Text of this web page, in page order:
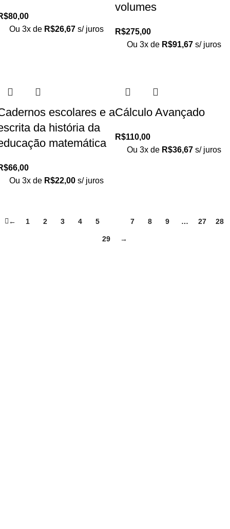
80,00
Ou 3x de R$26,67 s/ juros
volumes
R$275,00
Ou 3x de R$91,67 s/ juros
escolares e a
da história da
matemática
66,00
Ou 3x de R$22,00 s/ juros
Cálculo Avançado
R$110,00
Ou 3x de R$36,67 s/ juros
← 1 2 3 4 5 7 8 9 … 27 28
29 →